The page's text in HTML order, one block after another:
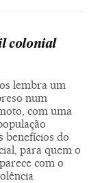
colonial
lembra um
num
com uma
benefícios do
para quem o
com o